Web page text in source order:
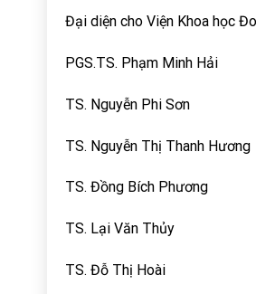
Đại diện cho Viện Khoa học
PGS.TS. Phạm Minh Hải
TS. Nguyễn Phi Sơn
TS. Nguyễn Thị Thanh Hương
TS. Đồng Bích Phương
TS. Lại Văn Thủy
TS. Đỗ Thị Hoài